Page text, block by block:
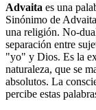
Advaita es una
Sinónimo de
una religión. No-
separación entre
"yo" y Dios. Es la
naturaleza, que se
absolutos. La
percibe estas